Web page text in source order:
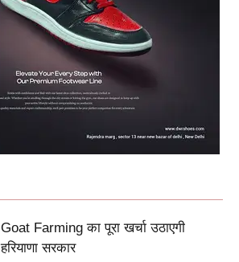
Goat Farming का पूरा खर्चा उठाएगी
हरियाणा सरकार